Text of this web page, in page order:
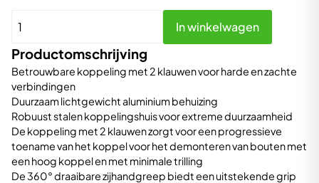
Productomschrijving
Betrouwbare koppeling met 2 klauwen voor harde en zachte
verbindingen
Duurzaam lichtgewicht aluminium behuizing
Robuust stalen koppelingshuis voor extreme duurzaamheid
De koppeling met 2 klauwen zorgt voor een progressieve
toename van het koppel voor het demonteren van bouten met
een hoog koppel en met minimale trilling
De 360° draaibare zijhandgreep biedt een uitstekende grip
D28L
5#
Spline
pneumatische
slagmoersleutel
D-
greep
industrieel
aantal
In winkelwagen